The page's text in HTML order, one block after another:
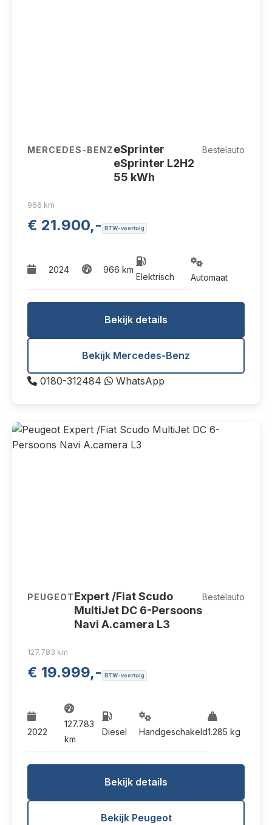
MERCEDES-BENZeSprinter
eSprinter L2H2
55 kWh
Bestelauto
966 km
€ 21.900,- BTW-voertuig
2024 966 km
Elektrisch Automaat
Bekijk details
Bekijk Mercedes-Benz
0180-312484 WhatsApp
PEUGEOTExpert /Fiat Scudo
MultiJet DC 6-Persoons
Navi A.camera L3
Bestelauto
127.783 km
€ 19.999,- BTW-voertuig
2022
127.783
km
Diesel Handgeschakeld1.285 kg
Bekijk details
Bekijk Peugeot